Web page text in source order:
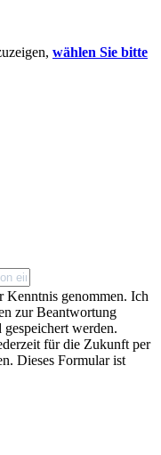
wählen Sie bitte
Kenntnis genommen. Ich
zur Beantwortung
werden.
für die Zukunft per
Dieses Formular ist